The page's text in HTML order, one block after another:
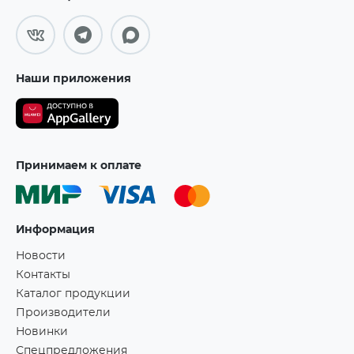
Наши приложения
Принимаем к оплате
Информация
Новости
Контакты
Каталог продукции
Производители
Новинки
Спецпредложения